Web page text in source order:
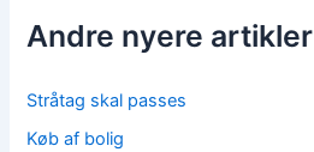
Andre nyere artikler
Stråtag skal passes
Køb af bolig